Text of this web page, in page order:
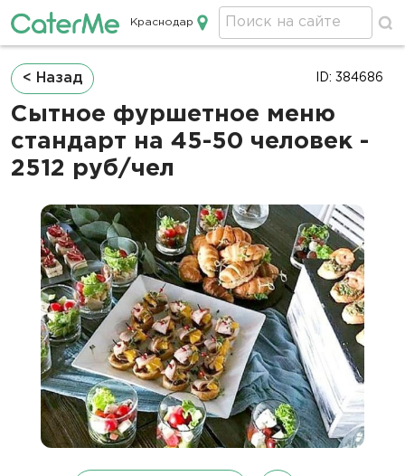
Кейтеринг в Краснодаре
Краснодар
Строка
навигации
< Назад
Сытное фуршетное меню
стандарт на 45-50 человек -
2512 руб/чел
ID: 384686